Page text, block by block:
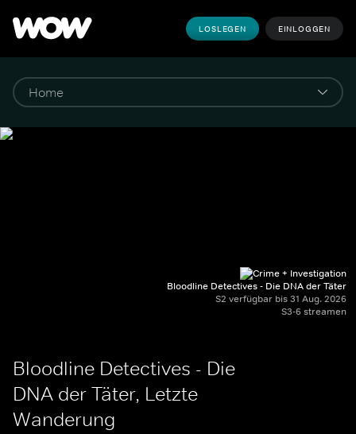
LOSLEGEN EINLOGGEN
Bloodline Detectives - Die DNA der Täter
S2 verfügbar bis 31 Aug. 2026
S3-6 streamen
Bloodline Detectives - Die
DNA der Täter, Letzte
Wanderung